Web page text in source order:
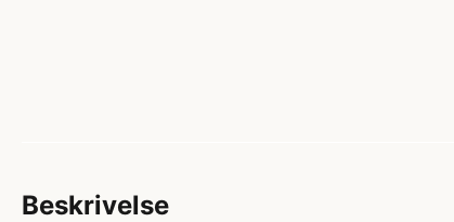
Beskrivelse